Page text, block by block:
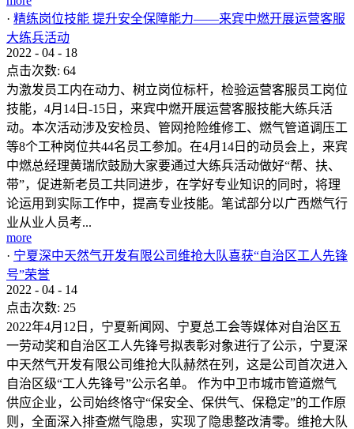
· 精练岗位技能 提升安全保障能力——来宾中燃开展运营客服
大练兵活动
2022 - 04 - 18
点击次数: 64
为激发员工内在动力、树立岗位标杆，检验运营客服员工岗位
技能，4月14日-15日，来宾中燃开展运营客服技能大练兵活
动。本次活动涉及安检员、管网抢险维修工、燃气管道调压工
等8个工种岗位共44名员工参加。在4月14日的动员会上，来宾
中燃总经理黄瑞欣鼓励大家要通过大练兵活动做好“帮、扶、
带”，促进新老员工共同进步，在学好专业知识的同时，将理
论运用到实际工作中，提高专业技能。笔试部分以广西燃气行
业从业人员考...
more
· 宁夏深中天然气开发有限公司维抢大队喜获“自治区工人先锋
号”荣誉
2022 - 04 - 14
点击次数: 25
2022年4月12日，宁夏新闻网、宁夏总工会等媒体对自治区五
一劳动奖和自治区工人先锋号拟表彰对象进行了公示，宁夏深
中天然气开发有限公司维抢大队赫然在列，这是公司首次进入
自治区级“工人先锋号”公示名单。 作为中卫市城市管道燃气
供应企业，公司始终恪守“保安全、保供气、保稳定”的工作原
则，全面深入排查燃气隐患，实现了隐患整改清零。维抢大队